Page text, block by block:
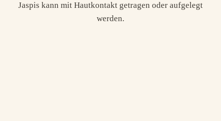
Jaspis kann mit Hautkontakt getragen oder aufgelegt
werden.